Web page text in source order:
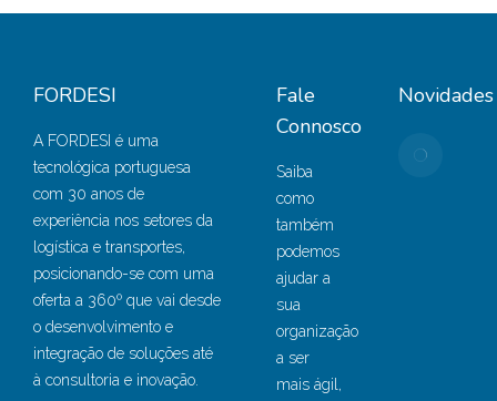
FORDESI
A FORDESI é uma
tecnológica portuguesa
com 30 anos de
experiência nos setores da
logística e transportes,
posicionando-se com uma
oferta a 360º que vai desde
o desenvolvimento e
integração de soluções até
à consultoria e inovação.
Fale
Connosco
Saiba
como
também
podemos
ajudar a
sua
organização
a ser
mais ágil,
Novidades